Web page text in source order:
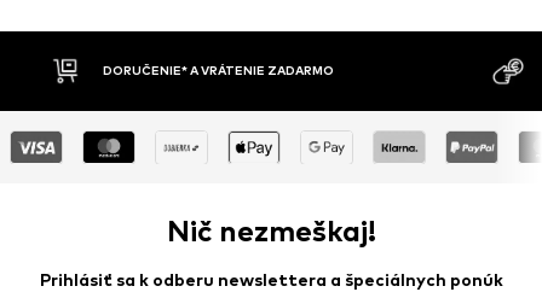
DORUČENIE* A VRÁTENIE ZADARMO
Nič nezmeškaj!
Prihlásiť sa k odberu newslettera a špeciálnych ponúk